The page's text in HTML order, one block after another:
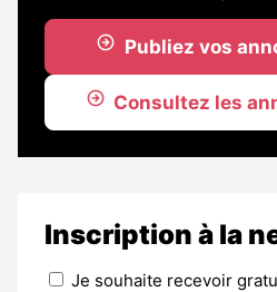
Publiez vos
Consultez les
Inscription à la
Je souhaite recevoir